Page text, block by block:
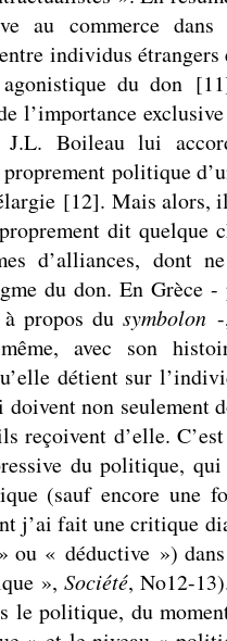
au commerce
individus étrangers
du don [11
l’importance
Boileau lui
politique
[12]. Mais alors,
dit quelque
d’alliances, dont
du don. En Grèce
propos du symbolon
avec son
détient sur
non seulement
reçoivent d’elle.
du politique,
(sauf encore une
j’ai fait une critique
ou « déductive »)
», Société, No12-
le politique, du